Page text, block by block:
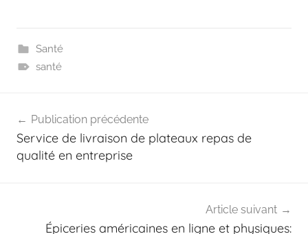
Santé
santé
de
l’article
Publication précédente
Service de livraison de plateaux repas de
qualité en entreprise
Article suivant
Épiceries américaines en ligne et physiques: